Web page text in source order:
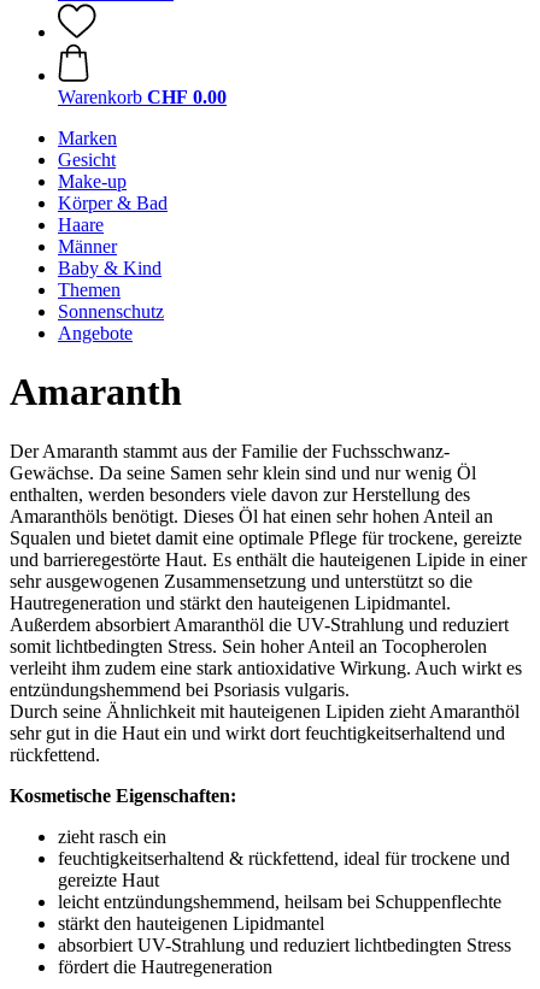
Warenkorb CHF 0.00
Marken
Gesicht
Make-up
Körper & Bad
Haare
Männer
Baby & Kind
Themen
Sonnenschutz
Angebote
Amaranth
Der Amaranth stammt aus der Familie der Fuchsschwanz-
Gewächse. Da seine Samen sehr klein sind und nur wenig Öl
enthalten, werden besonders viele davon zur Herstellung des
Amaranthöls benötigt. Dieses Öl hat einen sehr hohen Anteil an
Squalen und bietet damit eine optimale Pflege für trockene, gereizte
und barrieregestörte Haut. Es enthält die hauteigenen Lipide in einer
sehr ausgewogenen Zusammensetzung und unterstützt so die
Hautregeneration und stärkt den hauteigenen Lipidmantel.
Außerdem absorbiert Amaranthöl die UV-Strahlung und reduziert
somit lichtbedingten Stress. Sein hoher Anteil an Tocopherolen
verleiht ihm zudem eine stark antioxidative Wirkung. Auch wirkt es
entzündungshemmend bei Psoriasis vulgaris.
Durch seine Ähnlichkeit mit hauteigenen Lipiden zieht Amaranthöl
sehr gut in die Haut ein und wirkt dort feuchtigkeitserhaltend und
rückfettend.
Kosmetische Eigenschaften:
zieht rasch ein
feuchtigkeitserhaltend & rückfettend, ideal für trockene und
gereizte Haut
leicht entzündungshemmend, heilsam bei Schuppenflechte
stärkt den hauteigenen Lipidmantel
absorbiert UV-Strahlung und reduziert lichtbedingten Stress
fördert die Hautregeneration